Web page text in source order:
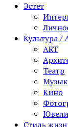
Эстет
Культура /
ART
Театр
Кино
Стиль